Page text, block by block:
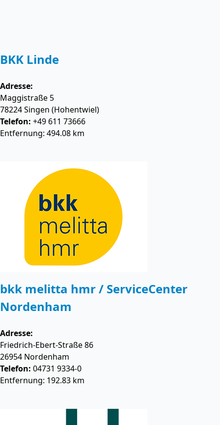
BKK Linde
Adresse:
Maggistraße 5
78224Singen (Hohentwiel)
Telefon: +49 611 73666
Entfernung: 494.08 km
bkk melitta hmr / ServiceCenter
Nordenham
Adresse:
Friedrich-Ebert-Straße 86
26954 Nordenham
Telefon: 04731 9334-0
Entfernung: 192.83 km